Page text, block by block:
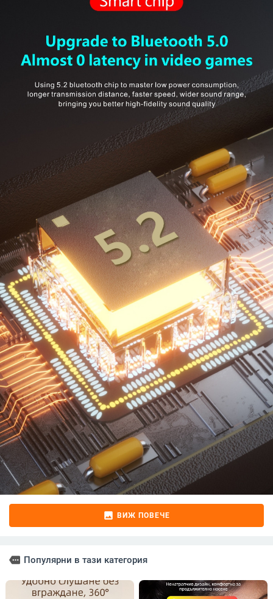
image ВИЖ ПОВЕЧЕ
more Популярни в тази категория